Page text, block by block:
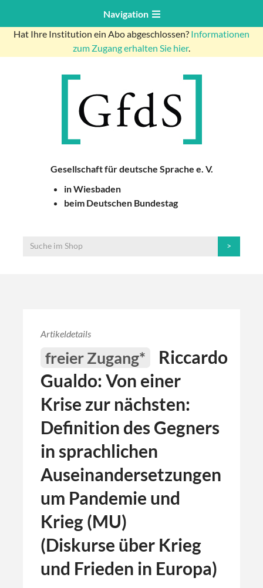
Navigation
Hat Ihre Institution ein Abo abgeschlossen? Informationen
zum Zugang erhalten Sie hier.
Gesellschaft für deutsche Sprache e. V.
in Wiesbaden
beim Deutschen Bundestag
Artikeldetails
freier Zugang*
Riccardo
Gualdo: Von einer
Krise zur nächsten:
Definition des Gegners
in sprachlichen
Auseinandersetzungen
um Pandemie und
Krieg (MU)
(Diskurse über Krieg
und Frieden in Europa)